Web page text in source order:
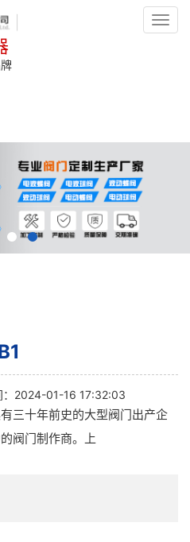
2024-01-16 17:32:03
三十年前史的大型阀门出产企
阀门制作商。上